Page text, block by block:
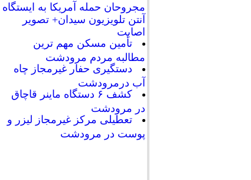
مجروحان حمله آمریکا به ایستگاه
آنتن تلویزیون سیدان+ تصویر
اصابت
تأمین مسکن مهم ترین
مطالبه مردم مرودشت
دستگیری حفار غیرمجاز چاه
آب درمرودشت
کشف ۶ دستگاه ماینر قاچاق
در مرودشت
تعطیلی مرکز غیرمجاز لیزر و
پوست در مرودشت